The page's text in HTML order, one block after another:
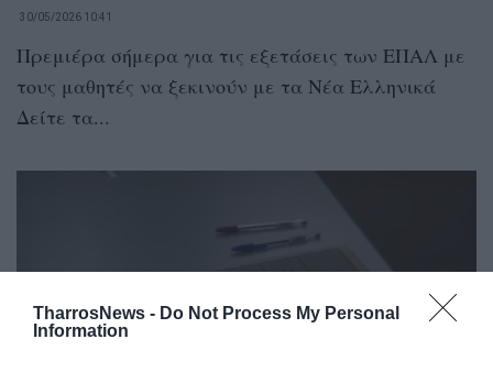
TharrosNews - Do Not Process My Personal
Information
30/05/2026 10:41
Πρεμιέρα σήμερα για τις εξετάσεις των ΕΠΑΛ με
τους μαθητές να ξεκινούν με τα Νέα Ελληνικά
Δείτε τα...